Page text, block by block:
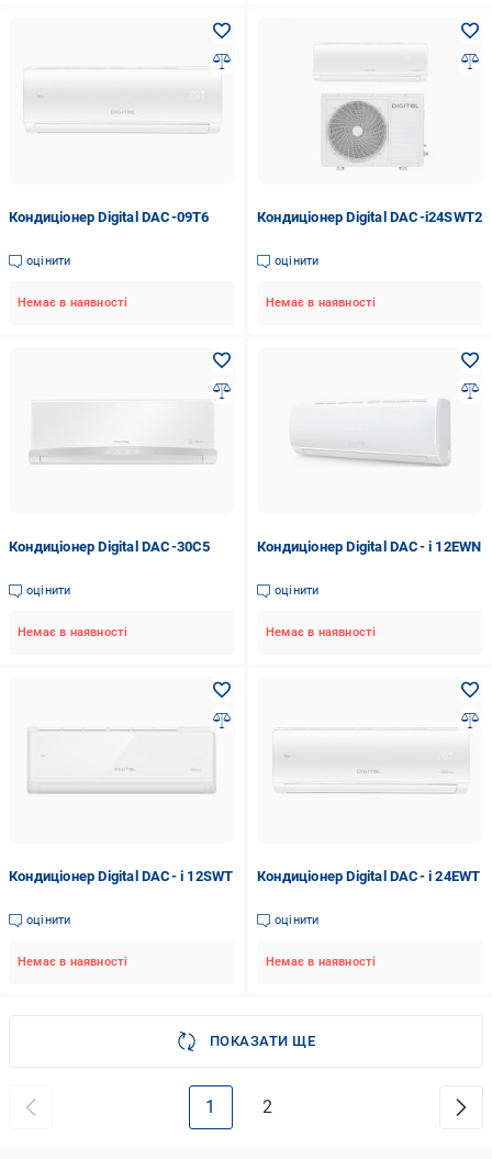
Кондиціонер Digital DAC-09T6
оцінити
Немає в наявності
Кондиціонер Digital DAC-i24SWT2
оцінити
Немає в наявності
Кондиціонер Digital DAC-30C5
оцінити
Немає в наявності
Кондиціонер Digital DAC- i 12EWN
оцінити
Немає в наявності
Кондиціонер Digital DAC- i 12SWT
оцінити
Немає в наявності
Кондиціонер Digital DAC- i 24EWT
оцінити
Немає в наявності
ПОКАЗАТИ ЩЕ
1 2